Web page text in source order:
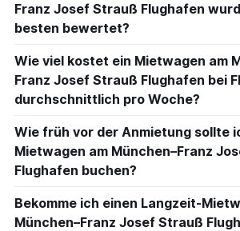
Franz Josef Strauß Flughafen
besten bewertet?
Wie viel kostet ein Mietwagen am
Franz Josef Strauß Flughafen bei
durchschnittlich pro Woche?
Wie früh vor der Anmietung sollte
Mietwagen am München–Franz
Flughafen buchen?
Bekomme ich einen Langzeit-
München–Franz Josef Strauß